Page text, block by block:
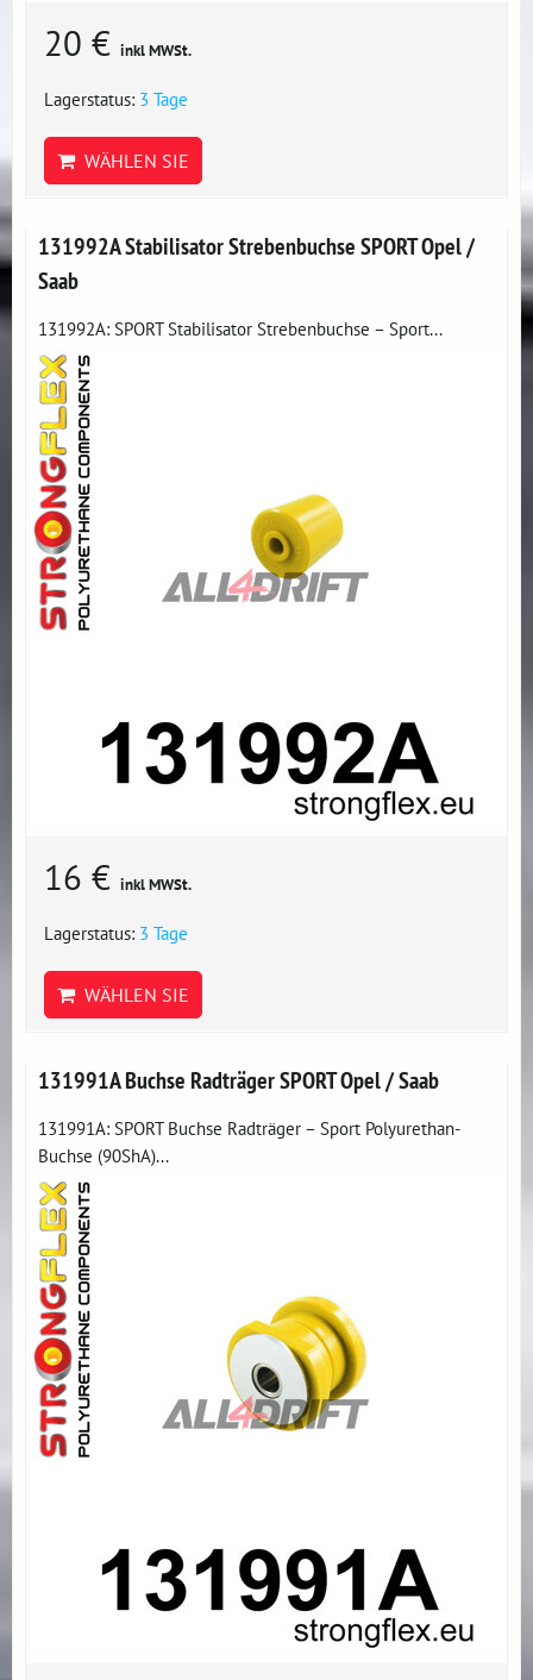
20 € inkl MWSt.
Lagerstatus: 3 Tage
WÄHLEN SIE
131992A Stabilisator Strebenbuchse SPORT Opel /
Saab
131992A: SPORT Stabilisator Strebenbuchse – Sport...
16 € inkl MWSt.
Lagerstatus: 3 Tage
WÄHLEN SIE
131991A Buchse Radträger SPORT Opel / Saab
131991A: SPORT Buchse Radträger – Sport Polyurethan-
Buchse (90ShA)...